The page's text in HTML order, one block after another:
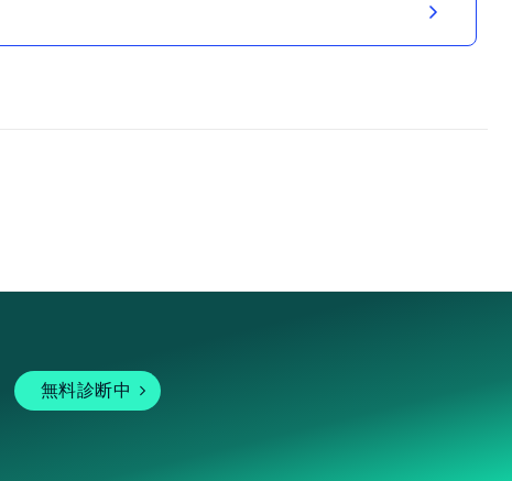
無料診断中